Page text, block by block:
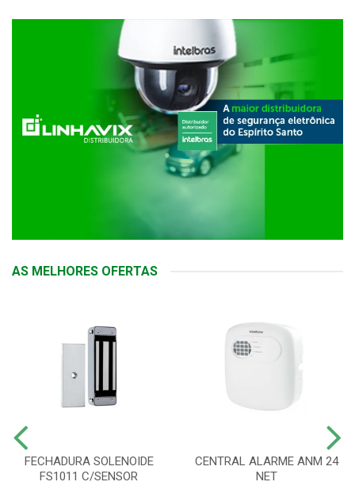
AS MELHORES OFERTAS
FECHADURA SOLENOIDE
FS1011 C/SENSOR
CENTRAL ALARME ANM 24
NET